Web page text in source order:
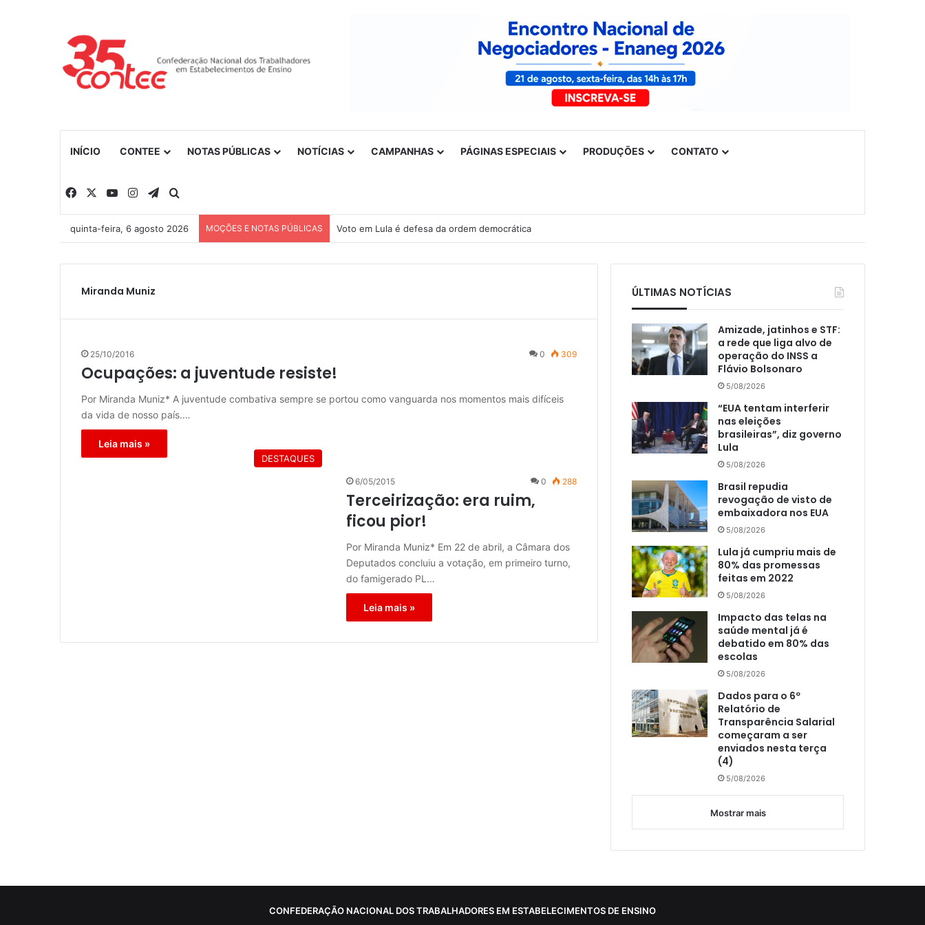
INÍCIO CONTEE NOTAS PÚBLICAS NOTÍCIAS CAMPANHAS PÁGINAS ESPECIAIS PRODUÇÕES CONTATO
Facebook YouTubeInstagramTelegram
quinta-feira, 6 agosto 2026 MOÇÕES E NOTAS PÚBLICAS Voto em Lula é defesa da ordem democrática
Miranda Muniz
25/10/2016 0 309
Ocupações: a juventude resiste!
Por Miranda Muniz* A juventude combativa sempre se portou como vanguarda nos momentos mais difíceis
da vida de nosso país.…
Leia mais »
DESTAQUES
6/05/2015 0 288
Terceirização: era ruim,
ficou pior!
Por Miranda Muniz* Em 22 de abril, a Câmara dos
Deputados concluiu a votação, em primeiro turno,
do famigerado PL…
Leia mais »
ÚLTIMAS NOTÍCIAS
Amizade, jatinhos e STF:
a rede que liga alvo de
operação do INSS a
Flávio Bolsonaro
5/08/2026
“EUA tentam interferir
nas eleições
brasileiras”, diz governo
Lula
5/08/2026
Brasil repudia
revogação de visto de
embaixadora nos EUA
5/08/2026
Lula já cumpriu mais de
80% das promessas
feitas em 2022
5/08/2026
Impacto das telas na
saúde mental já é
debatido em 80% das
escolas
5/08/2026
Dados para o 6º
Relatório de
Transparência Salarial
começaram a ser
enviados nesta terça
(4)
5/08/2026
Mostrar mais
CONFEDERAÇÃO NACIONAL DOS TRABALHADORES EM ESTABELECIMENTOS DE ENSINO